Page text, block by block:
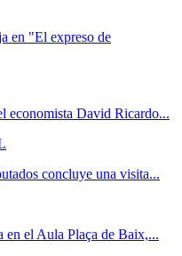
en "El expreso de
economista David Ricardo...
concluye una visita...
en el Aula Plaça de Baix,...